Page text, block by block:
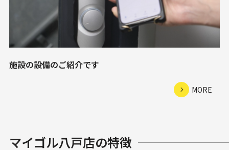
施設の設備のご紹介です
MORE
マイゴル八戸店の特徴